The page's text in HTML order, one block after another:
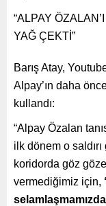
“ALPAY
YAĞ ÇEKTİ”
Barış Atay,
Alpay’ın daha
kullandı:
“Alpay Özalan
ilk dönem o
koridorda göz
vermediğimiz için,